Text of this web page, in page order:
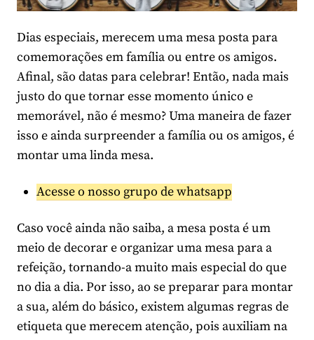
Dias especiais, merecem uma mesa posta para
comemorações em família ou entre os amigos.
Afinal, são datas para celebrar! Então, nada mais
justo do que tornar esse momento único e
memorável, não é mesmo? Uma maneira de fazer
isso e ainda surpreender a família ou os amigos, é
montar uma linda mesa.
Acesse o nosso grupo de whatsapp
Caso você ainda não saiba, a mesa posta é um
meio de decorar e organizar uma mesa para a
refeição, tornando-a muito mais especial do que
no dia a dia. Por isso, ao se preparar para montar
a sua, além do básico, existem algumas regras de
etiqueta que merecem atenção, pois auxiliam na